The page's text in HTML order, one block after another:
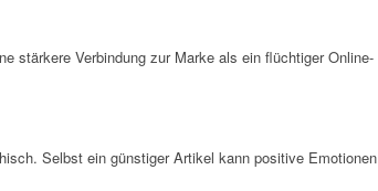
stärkere Verbindung zur Marke als ein flüchtiger Online-
Selbst ein günstiger Artikel kann positive Emotionen